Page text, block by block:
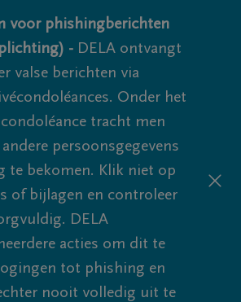
voor phishingberichten
- DELA ontvangt
valse berichten via
Onder het
tracht men
persoonsgegevens
te bekomen. Klik niet op
of bijlagen en controleer
DELA
acties om dit te
tot phishing en
nooit volledig uit te